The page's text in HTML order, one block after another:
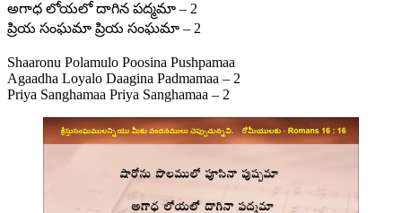
అగాధ లోయలో దాగిన పద్మమా – 2
ప్రియ సంఘమా ప్రియ సంఘమా – 2
Shaaronu Polamulo Poosina Pushpamaa
Agaadha Loyalo Daagina Padmamaa – 2
Priya Sanghamaa Priya Sanghamaa – 2